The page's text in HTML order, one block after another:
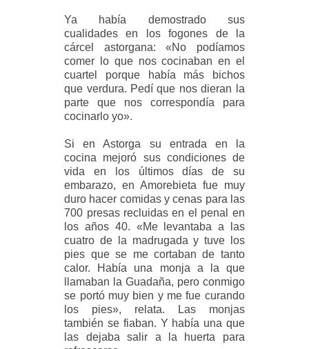
Ya había demostrado sus
cualidades en los fogones de la
cárcel astorgana: «No podíamos
comer lo que nos cocinaban en el
cuartel porque había más bichos
que verdura. Pedí que nos dieran la
parte que nos correspondía para
cocinarlo yo».
Si en Astorga su entrada en la
cocina mejoró sus condiciones de
vida en los últimos días de su
embarazo, en Amorebieta fue muy
duro hacer comidas y cenas para las
700 presas recluidas en el penal en
los años 40. «Me levantaba a las
cuatro de la madrugada y tuve los
pies que se me cortaban de tanto
calor. Había una monja a la que
llamaban la Guadaña, pero conmigo
se portó muy bien y me fue curando
los pies», relata. Las monjas
también se fiaban. Y había una que
las dejaba salir a la huerta para